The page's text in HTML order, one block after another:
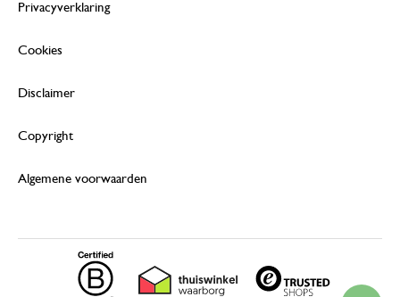
Privacyverklaring
Cookies
Disclaimer
Copyright
Algemene voorwaarden